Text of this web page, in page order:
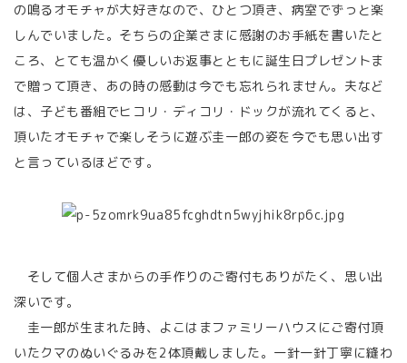
の鳴るオモチャが大好きなので、ひとつ頂き、病室でずっと楽
しんでいました。そちらの企業さまに感謝のお手紙を書いたと
ころ、とても温かく優しいお返事とともに誕生日プレゼントま
で贈って頂き、あの時の感動は今でも忘れられません。夫など
は、子ども番組でヒコリ・ディコリ・ドックが流れてくると、
頂いたオモチャで楽しそうに遊ぶ圭一郎の姿を今でも思い出す
と言っているほどです。
そして個人さまからの手作りのご寄付もありがたく、思い出
深いです。
圭一郎が生まれた時、よこはまファミリーハウスにご寄付頂
いたクマのぬいぐるみを2体頂戴しました。一針一針丁寧に縫わ